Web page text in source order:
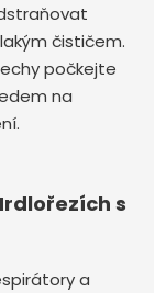
čističem.
počkejte
na
s
a